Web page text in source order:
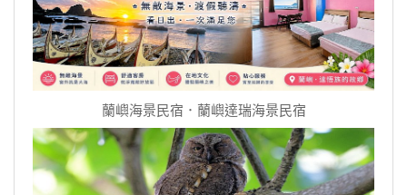
蘭嶼海景民宿．蘭嶼達瑞海景民宿